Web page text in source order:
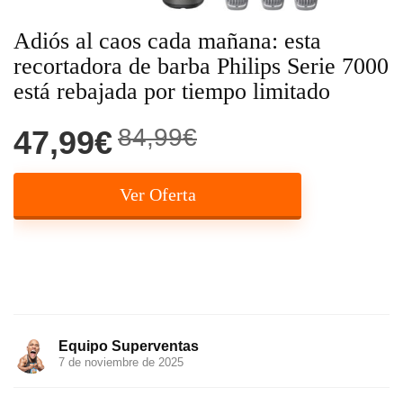
Adiós al caos cada mañana: esta
recortadora de barba Philips Serie 7000
está rebajada por tiempo limitado
47,99€84,99€
Ver Oferta
Equipo Superventas
7 de noviembre de 2025